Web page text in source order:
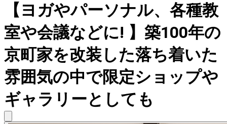
【ヨガやパーソナル、各種教
室や会議などに! 】築100年の
京町家を改装した落ち着いた
雰囲気の中で限定ショップや
ギャラリーとしても